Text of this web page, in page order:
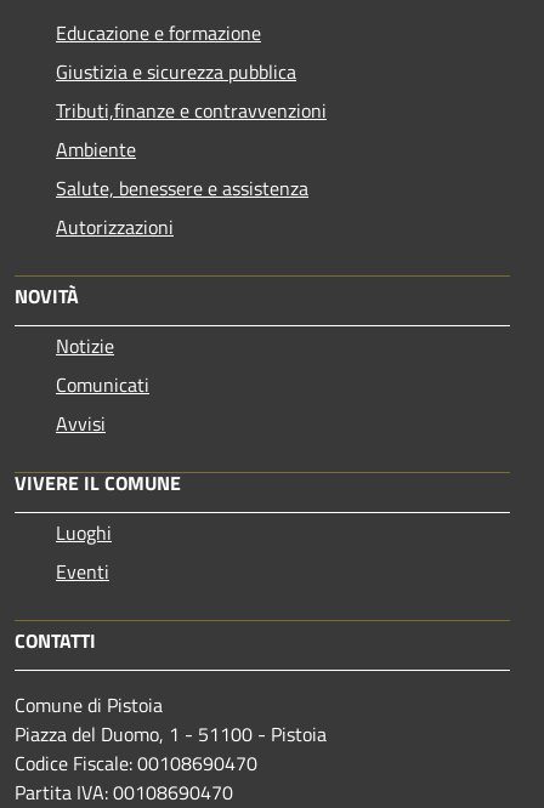
Educazione e formazione
Giustizia e sicurezza pubblica
Tributi,finanze e contravvenzioni
Ambiente
Salute, benessere e assistenza
Autorizzazioni
NOVITÀ
Notizie
Comunicati
Avvisi
VIVERE IL COMUNE
Luoghi
Eventi
CONTATTI
Comune di Pistoia
Piazza del Duomo, 1 - 51100 - Pistoia
Codice Fiscale: 00108690470
Partita IVA: 00108690470